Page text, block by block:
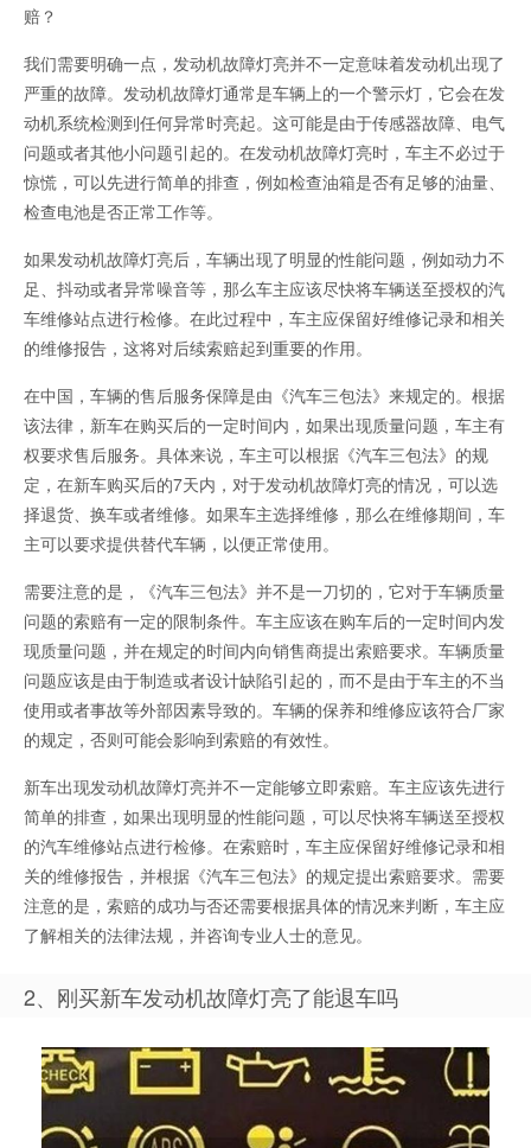
赔？
我们需要明确一点，发动机故障灯亮并不一定意味着发动机出现了
严重的故障。发动机故障灯通常是车辆上的一个警示灯，它会在发
动机系统检测到任何异常时亮起。这可能是由于传感器故障、电气
问题或者其他小问题引起的。在发动机故障灯亮时，车主不必过于
惊慌，可以先进行简单的排查，例如检查油箱是否有足够的油量、
检查电池是否正常工作等。
如果发动机故障灯亮后，车辆出现了明显的性能问题，例如动力不
足、抖动或者异常噪音等，那么车主应该尽快将车辆送至授权的汽
车维修站点进行检修。在此过程中，车主应保留好维修记录和相关
的维修报告，这将对后续索赔起到重要的作用。
在中国，车辆的售后服务保障是由《汽车三包法》来规定的。根据
该法律，新车在购买后的一定时间内，如果出现质量问题，车主有
权要求售后服务。具体来说，车主可以根据《汽车三包法》的规
定，在新车购买后的7天内，对于发动机故障灯亮的情况，可以选
择退货、换车或者维修。如果车主选择维修，那么在维修期间，车
主可以要求提供替代车辆，以便正常使用。
需要注意的是，《汽车三包法》并不是一刀切的，它对于车辆质量
问题的索赔有一定的限制条件。车主应该在购车后的一定时间内发
现质量问题，并在规定的时间内向销售商提出索赔要求。车辆质量
问题应该是由于制造或者设计缺陷引起的，而不是由于车主的不当
使用或者事故等外部因素导致的。车辆的保养和维修应该符合厂家
的规定，否则可能会影响到索赔的有效性。
新车出现发动机故障灯亮并不一定能够立即索赔。车主应该先进行
简单的排查，如果出现明显的性能问题，可以尽快将车辆送至授权
的汽车维修站点进行检修。在索赔时，车主应保留好维修记录和相
关的维修报告，并根据《汽车三包法》的规定提出索赔要求。需要
注意的是，索赔的成功与否还需要根据具体的情况来判断，车主应
了解相关的法律法规，并咨询专业人士的意见。
2、刚买新车发动机故障灯亮了能退车吗